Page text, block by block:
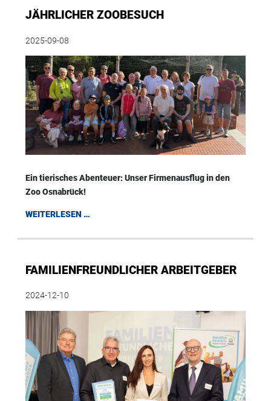
JÄHRLICHER ZOOBESUCH
2025-09-08
Ein tierisches Abenteuer: Unser Firmenausflug in den
Zoo Osnabrück!
WEITERLESEN …
FAMILIENFREUNDLICHER ARBEITGEBER
2024-12-10